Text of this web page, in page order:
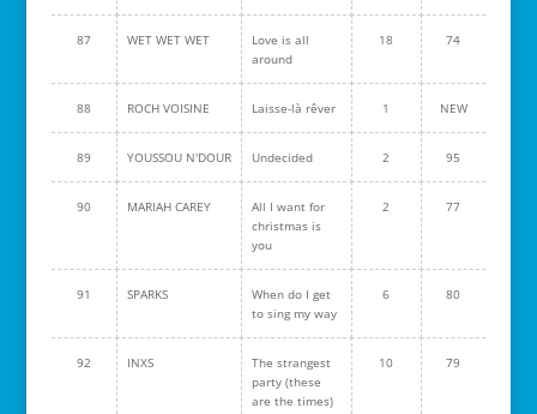
87 WET WET WET
Love is all
around
18 74
88 ROCH VOISINE Laisse-là rêver 1 NEW
89 YOUSSOU N'DOUR Undecided 2 95
90 MARIAH CAREY
All I want for
christmas is
you
2 77
91 SPARKS
When do I get
to sing my way
6 80
92 INXS
The strangest
party (these
are the times)
10 79